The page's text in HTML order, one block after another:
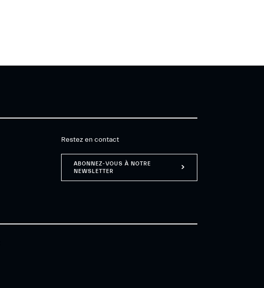
Restez en contact
ABONNEZ-VOUS À NOTRE
NEWSLETTER